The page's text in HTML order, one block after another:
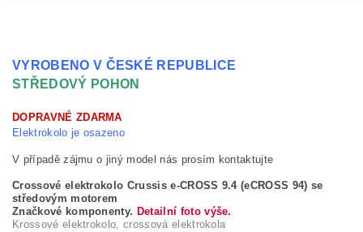
VYROBENO V ČESKÉ REPUBLICE
STŘEDOVÝ POHON
DOPRAVNÉ ZDARMA
Elektrokolo je osazeno
V případě zájmu o jiný model nás prosím kontaktujte
Crossové elektrokolo Crussis e-CROSS 9.4 (eCROSS 94) se
středovým motorem
Značkové komponenty. Detailní foto výše.
Krossové elektrokolo, crossová elektrokola